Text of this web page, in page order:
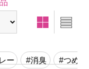
ー #消臭 #つめ